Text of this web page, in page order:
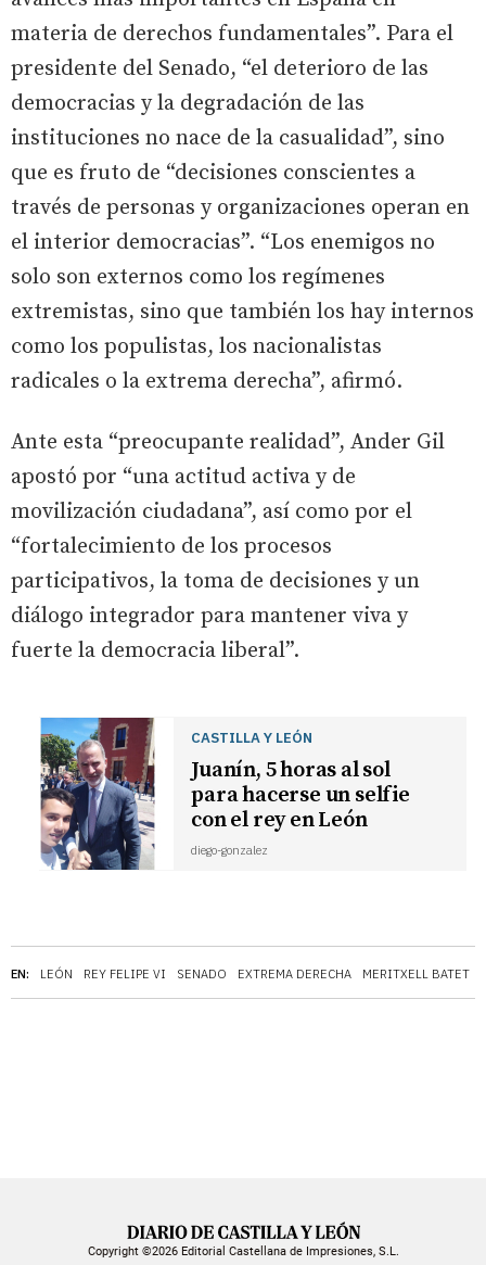
EN: LEÓN REY FELIPE VI SENADO EXTREMA DERECHA MERITXELL BATET
materia de derechos fundamentales”. Para el
presidente del Senado, “el deterioro de las
democracias y la degradación de las
instituciones no nace de la casualidad”, sino
que es fruto de “decisiones conscientes a
través de personas y organizaciones operan en
el interior democracias”. “Los enemigos no
solo son externos como los regímenes
extremistas, sino que también los hay internos
como los populistas, los nacionalistas
radicales o la extrema derecha”, afirmó.
Ante esta “preocupante realidad”, Ander Gil
apostó por “una actitud activa y de
movilización ciudadana”, así como por el
“fortalecimiento de los procesos
participativos, la toma de decisiones y un
diálogo integrador para mantener viva y
fuerte la democracia liberal”.
CASTILLA Y LEÓN
Juanín, 5 horas al sol
para hacerse un selfie
con el rey en León
diego-gonzalez
Copyright ©2026 Editorial Castellana de Impresiones, S.L.